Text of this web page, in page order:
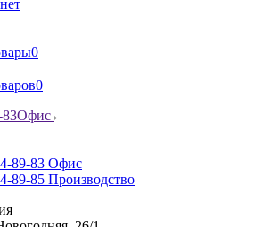
0
0
83Офис
89-83 Офис
89-85 Производство